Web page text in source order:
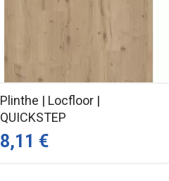
Plinthe | Locfloor |
QUICKSTEP
8,11 €